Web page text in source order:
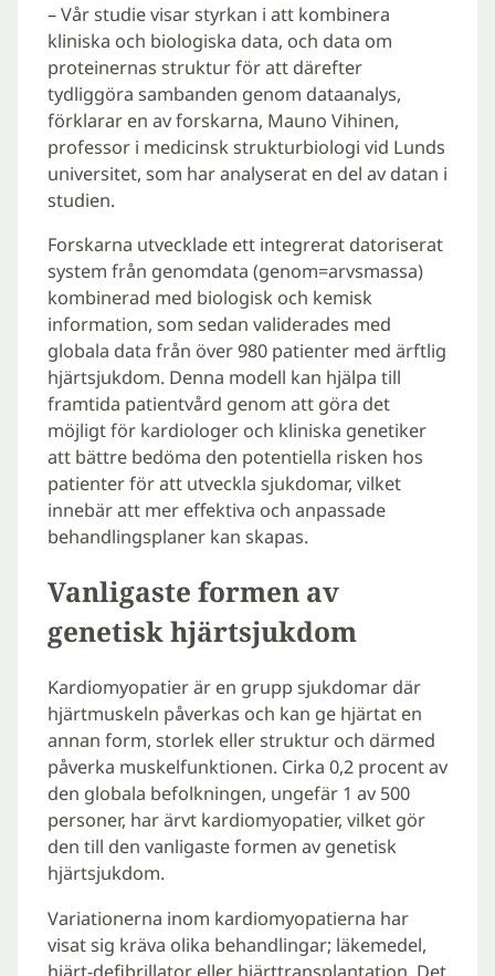
– Vår studie visar styrkan i att kombinera
kliniska och biologiska data, och data om
proteinernas struktur för att därefter
tydliggöra sambanden genom dataanalys,
förklarar en av forskarna, Mauno Vihinen,
professor i medicinsk strukturbiologi vid Lunds
universitet, som har analyserat en del av datan i
studien.
Forskarna utvecklade ett integrerat datoriserat
system från genomdata (genom=arvsmassa)
kombinerad med biologisk och kemisk
information, som sedan validerades med
globala data från över 980 patienter med ärftlig
hjärtsjukdom. Denna modell kan hjälpa till
framtida patientvård genom att göra det
möjligt för kardiologer och kliniska genetiker
att bättre bedöma den potentiella risken hos
patienter för att utveckla sjukdomar, vilket
innebär att mer effektiva och anpassade
behandlingsplaner kan skapas.
Vanligaste formen av
genetisk hjärtsjukdom
Kardiomyopatier är en grupp sjukdomar där
hjärtmuskeln påverkas och kan ge hjärtat en
annan form, storlek eller struktur och därmed
påverka muskelfunktionen. Cirka 0,2 procent av
den globala befolkningen, ungefär 1 av 500
personer, har ärvt kardiomyopatier, vilket gör
den till den vanligaste formen av genetisk
hjärtsjukdom.
Variationerna inom kardiomyopatierna har
visat sig kräva olika behandlingar; läkemedel,